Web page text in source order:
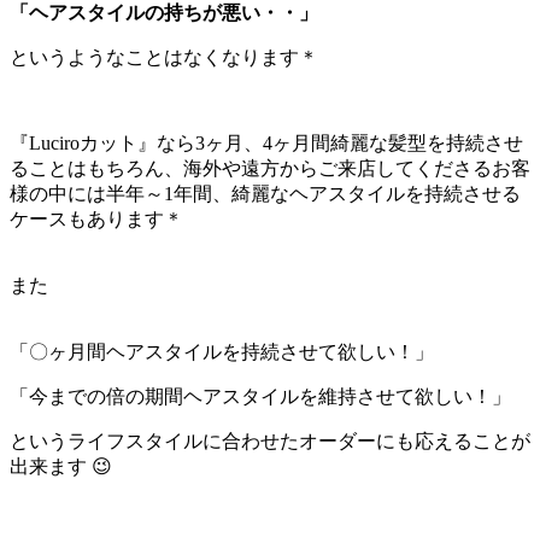
「ヘアスタイルの持ちが悪い・・」
というようなことはなくなります＊
『Luciroカット』なら3ヶ月、4ヶ月間綺麗な髪型を持続させ
ることはもちろん、海外や遠方からご来店してくださるお客
様の中には半年～1年間、綺麗なヘアスタイルを持続させる
ケースもあります＊
また
「〇ヶ月間ヘアスタイルを持続させて欲しい！」
「今までの倍の期間ヘアスタイルを維持させて欲しい！」
というライフスタイルに合わせたオーダーにも応えることが
出来ます 😉